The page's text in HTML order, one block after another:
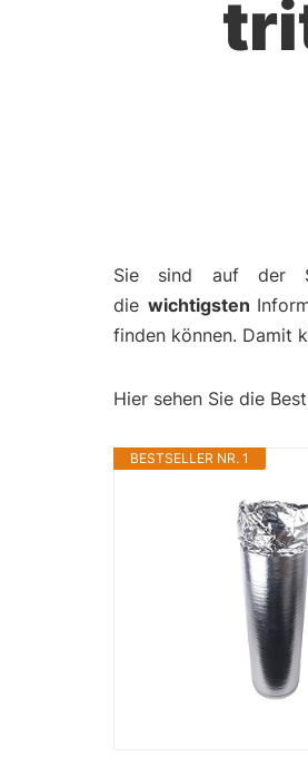
Sie sind auf der
die wichtigsten
finden können. Damit
Hier sehen Sie die
BESTSELLER NR. 1